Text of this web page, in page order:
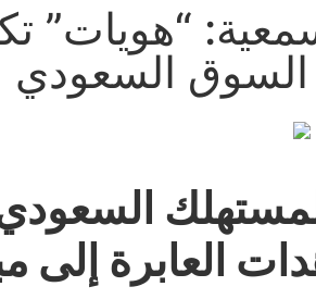
السعودي
العابرة